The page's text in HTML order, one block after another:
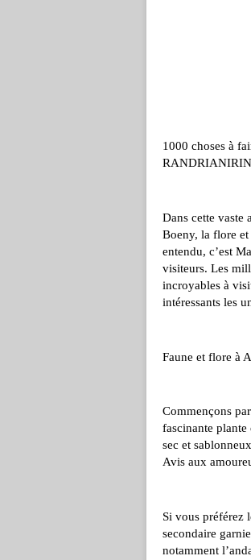
1000 choses à
Dans cette vaste
Boeny, la flore et
entendu, c’est
visiteurs. Les
incroyables à
intéressants les
Faune et flore à
Commençons
fascinante
sec et
Avis aux
Si vous préférez
secondaire
notamment